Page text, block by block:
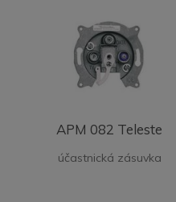
APM 082 Teleste
účastnická zásuvka